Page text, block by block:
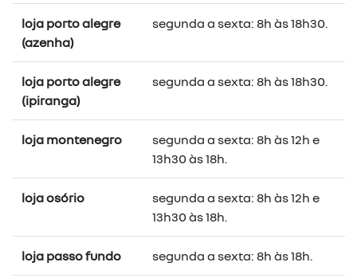
loja porto alegre
(azenha)
segunda a sexta: 8h às 18h30.
loja porto alegre
(ipiranga)
segunda a sexta: 8h às 18h30.
loja montenegro
segunda a sexta: 8h às 12h e
13h30 às 18h.
loja osório
segunda a sexta: 8h às 12h e
13h30 às 18h.
loja passo fundo segunda a sexta: 8h às 18h.